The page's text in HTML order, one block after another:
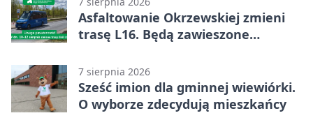
Asfaltowanie Okrzewskiej zmieni
trasę L16. Będą zawieszone
7 sierpnia 2026
Sześć imion dla gminnej wiewiórki.
O wyborze zdecydują mieszkańcy